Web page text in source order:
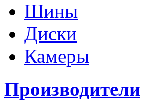
Шины
Диски
Камеры
Производители